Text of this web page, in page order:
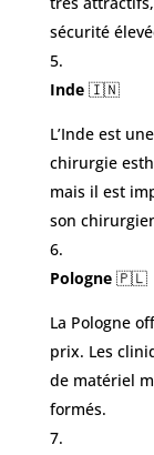
sécurité
Inde🇮🇳
L’Inde est
chirurgie
mais il est
son
Pologne🇵🇱
La Pologne
prix. Les
de matériel
formés.